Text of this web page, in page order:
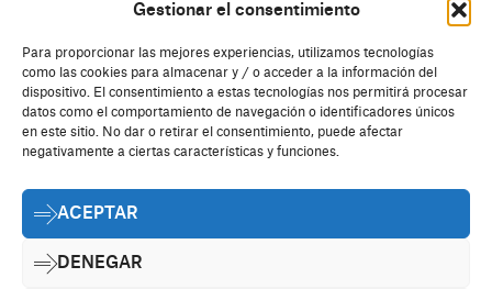
Gestionar el consentimiento
Para proporcionar las mejores experiencias, utilizamos tecnologías
como las cookies para almacenar y / o acceder a la información del
dispositivo. El consentimiento a estas tecnologías nos permitirá procesar
datos como el comportamiento de navegación o identificadores únicos
en este sitio. No dar o retirar el consentimiento, puede afectar
negativamente a ciertas características y funciones.
ACEPTAR
DENEGAR
Impresión
descargo
Declaración de privacidad